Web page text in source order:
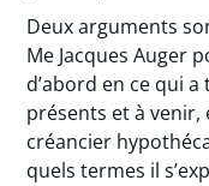
Deux arguments
Me Jacques Auger
d’abord en ce qui
présents et à
créancier
quels termes il